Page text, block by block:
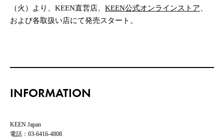
（火）より、KEEN直営店、 KEEN公式オンラインストア
および各取扱い店にて発売スタート。
INFORMATION
KEEN Japan
電話：03-6416-4808